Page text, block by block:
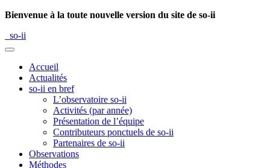
Bienvenue à la toute nouvelle version du site de so-ii
so-ii
Accueil
Actualités
so-ii en bref
L’observatoire so-ii
Activités (par année)
Présentation de l’équipe
Contributeurs ponctuels de so-ii
Partenaires de so-ii
Observations
Méthodes